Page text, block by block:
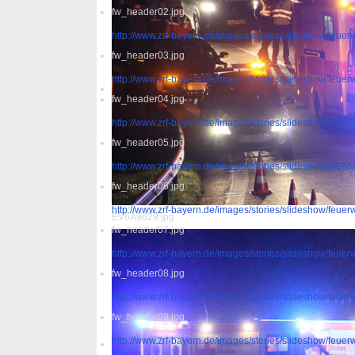
EV6A9629.jpg
fw_header02.jpg
http://www.zrf-bayern.de/images/stories/slideshow/
fw_header03.jpg
http://www.zrf-bayern.de/images/stories/slideshow/
fw_header04.jpg
http://www.zrf-bayern.de/images/stories/slideshow/
fw_header05.jpg
http://www.zrf-bayern.de/images/stories/slideshow/
fw_header06.jpg
http://www.zrf-bayern.de/images/stories/slideshow/
fw_header07.jpg
http://www.zrf-bayern.de/images/stories/slideshow/
fw_header08.jpg
http://www.zrf-bayern.de/images/stories/slideshow/
fw_header09.jpg
http://www.zrf-bayern.de/images/stories/slideshow/